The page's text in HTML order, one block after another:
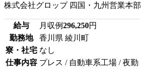
株式会社グロップ 四国・九州営業本部
給与 月収例296,250円
勤務地
香川県 綾川町
寮・社宅 なし
仕事内容 プレス / 自動車系工場 / 夜勤